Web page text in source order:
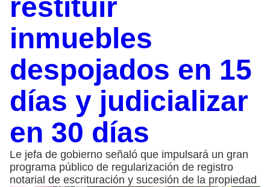
restituir
inmuebles
despojados en 15
días y judicializar
en 30 días
Le jefa de gobierno señaló que impulsará un gran
programa público de regularización de registro
notarial de escrituración y sucesión de la propiedad